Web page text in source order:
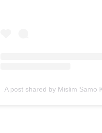
A post shared by Mislim Samo